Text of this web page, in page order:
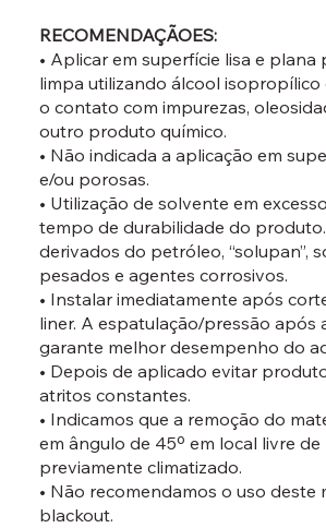
RECOMENDAÇÃOES:
• Aplicar em superfície lisa e plana
limpa utilizando álcool isopropílico
o contato com impurezas,
outro produto químico.
• Não indicada a aplicação em
e/ou porosas.
• Utilização de solvente em
tempo de durabilidade do
derivados do petróleo, “solupan”,
pesados e agentes corrosivos.
• Instalar imediatamente após
liner. A espatulação/pressão após
garante melhor desempenho do
• Depois de aplicado evitar
atritos constantes.
• Indicamos que a remoção do
em ângulo de 45º em local livre de
previamente climatizado.
• Não recomendamos o uso deste
blackout.